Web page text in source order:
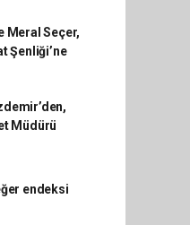
Meral Seçer,
Şenliği’ne
Müdürü
endeksi